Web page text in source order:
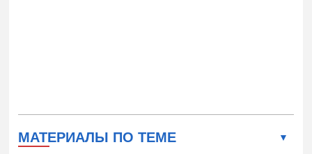
МАТЕРИАЛЫ ПО ТЕМЕ